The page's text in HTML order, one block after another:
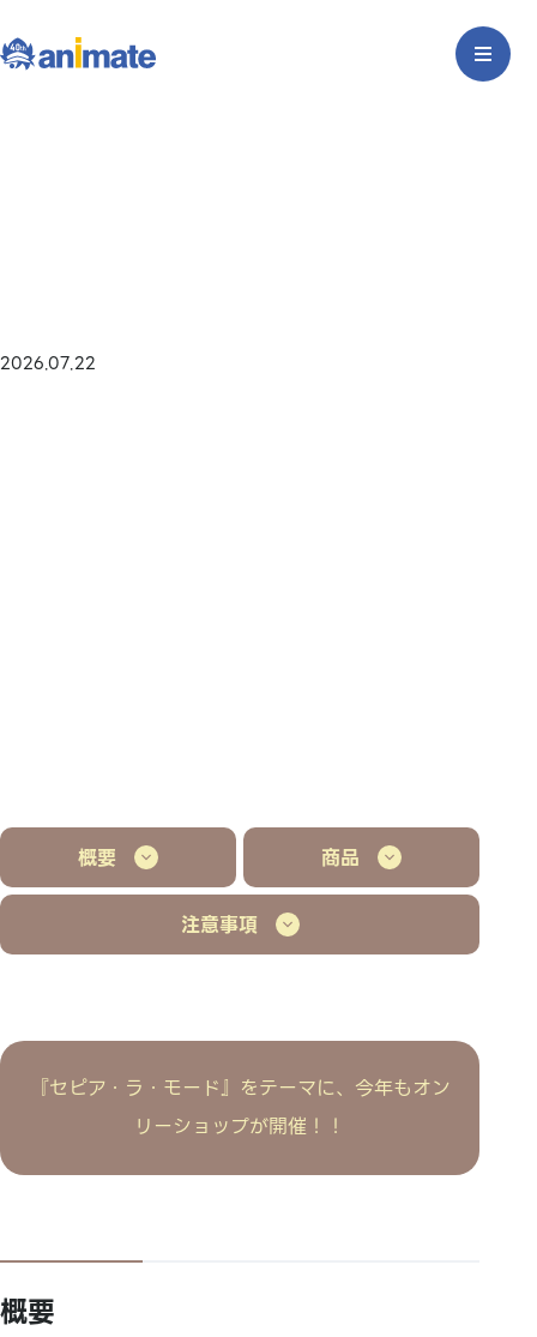
2026.07.22
概要 商品
注意事項
『セピア・ラ・モード』をテーマに、今年もオン
リーショップが開催！！
概要